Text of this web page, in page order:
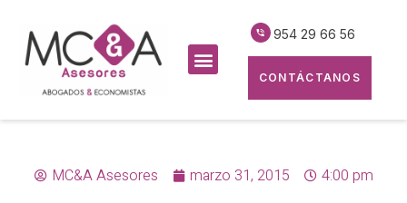
954 29 66 56
CONTÁCTANOS
MC&A Asesores marzo 31, 2015 4:00 pm